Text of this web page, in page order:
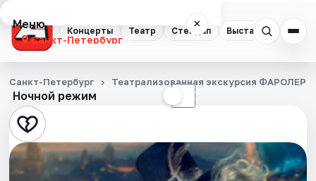
Концерты Театр Стендап Выставки
Меню ×
Санкт-Петербург
Концерты
Театр
Стендап
Выставки
Ночной режим ☾
Санкт-Петербург Театрализованная экскурсия